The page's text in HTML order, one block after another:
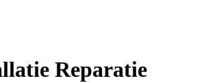
Reparatie